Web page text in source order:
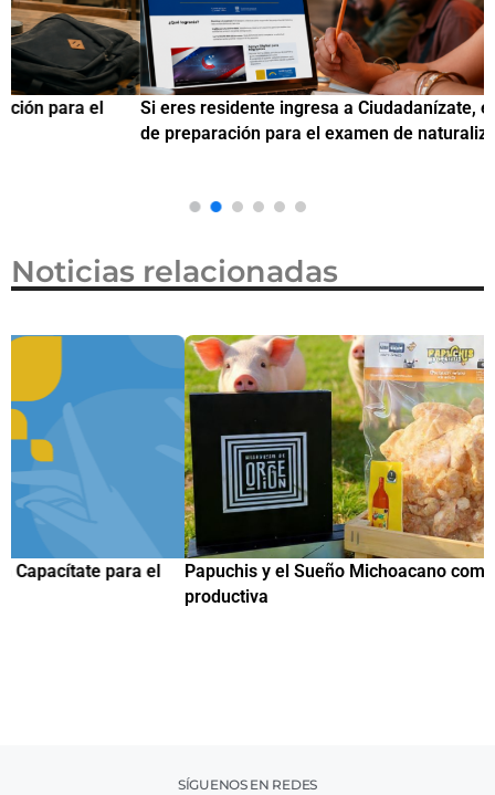
Si eres residente ingresa a Ciudadanízate, el curso gratuito
de preparación para el examen de naturalización en EUA
Noticias relacionadas
Papuchis y el Sueño Michoacano como alternativa
SÍGUENOS EN REDES